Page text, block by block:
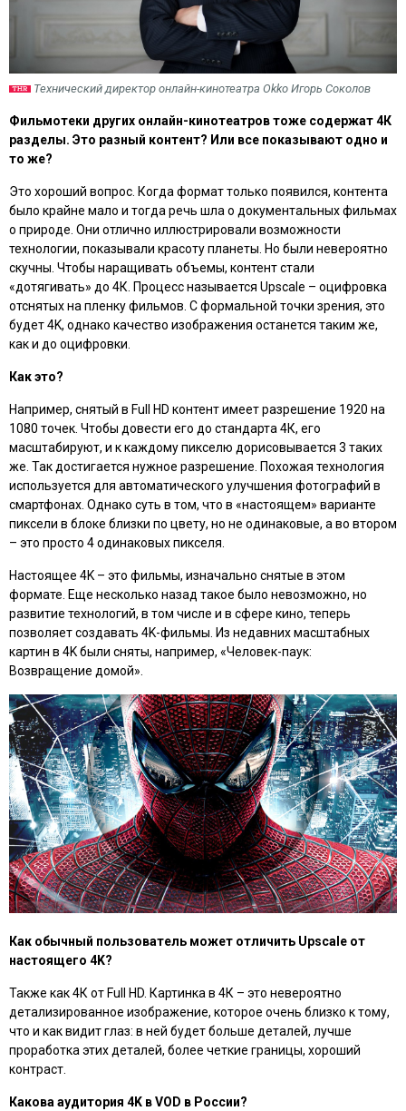
Технический директор онлайн-кинотеатра Okko Игорь Соколов
Фильмотеки других онлайн-кинотеатров тоже содержат 4К
разделы. Это разный контент? Или все показывают одно и
то же?
Это хороший вопрос. Когда формат только появился, контента
было крайне мало и тогда речь шла о документальных фильмах
о природе. Они отлично иллюстрировали возможности
технологии, показывали красоту планеты. Но были невероятно
скучны. Чтобы наращивать объемы, контент стали
«дотягивать» до 4К. Процесс называется Upscale – оцифровка
отснятых на пленку фильмов. С формальной точки зрения, это
будет 4K, однако качество изображения останется таким же,
как и до оцифровки.
Как это?
Например, снятый в Full HD контент имеет разрешение 1920 на
1080 точек. Чтобы довести его до стандарта 4К, его
масштабируют, и к каждому пикселю дорисовывается 3 таких
же. Так достигается нужное разрешение. Похожая технология
используется для автоматического улучшения фотографий в
смартфонах. Однако суть в том, что в «настоящем» варианте
пиксели в блоке близки по цвету, но не одинаковые, а во втором
– это просто 4 одинаковых пикселя.
Настоящее 4K – это фильмы, изначально снятые в этом
формате. Еще несколько назад такое было невозможно, но
развитие технологий, в том числе и в сфере кино, теперь
позволяет создавать 4K-фильмы. Из недавних масштабных
картин в 4K были сняты, например, «Человек-паук:
Возвращение домой».
Как обычный пользователь может отличить Upscale от
настоящего 4K?
Также как 4К от Full HD. Картинка в 4К – это невероятно
детализированное изображение, которое очень близко к тому,
что и как видит глаз: в ней будет больше деталей, лучше
проработка этих деталей, более четкие границы, хороший
контраст.
Какова аудитория 4K в VOD в России?